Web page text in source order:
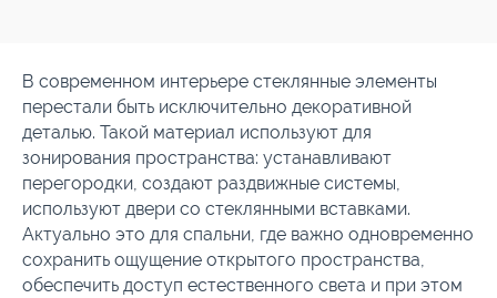
В современном интерьере стеклянные элементы
перестали быть исключительно декоративной
деталью. Такой материал используют для
зонирования пространства: устанавливают
перегородки, создают раздвижные системы,
используют двери со стеклянными вставками.
Актуально это для спальни, где важно одновременно
сохранить ощущение открытого пространства,
обеспечить доступ естественного света и при этом